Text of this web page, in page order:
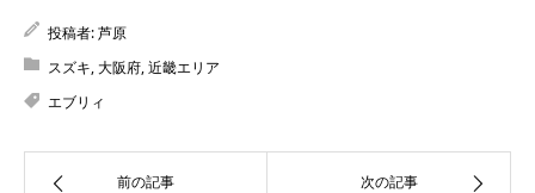
投稿者:芦原
スズキ,大阪府,近畿エリア
エブリィ
前の記事 次の記事